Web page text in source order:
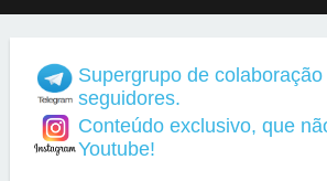
Supergrupo de
seguidores.
Conteúdo exclusivo, que
Youtube!